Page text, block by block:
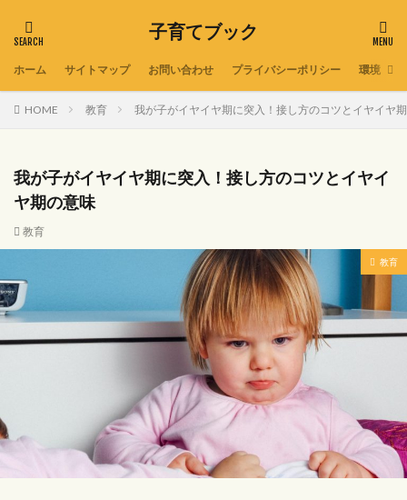
子育てブック
ホーム サイトマップ お問い合わせ プライバシーポリシー 環境
HOME 教育 我が子がイヤイヤ期に突入！接し方のコツとイヤイヤ
我が子がイヤイヤ期に突入！接し方のコツとイヤイ
ヤ期の意味
教育
教育